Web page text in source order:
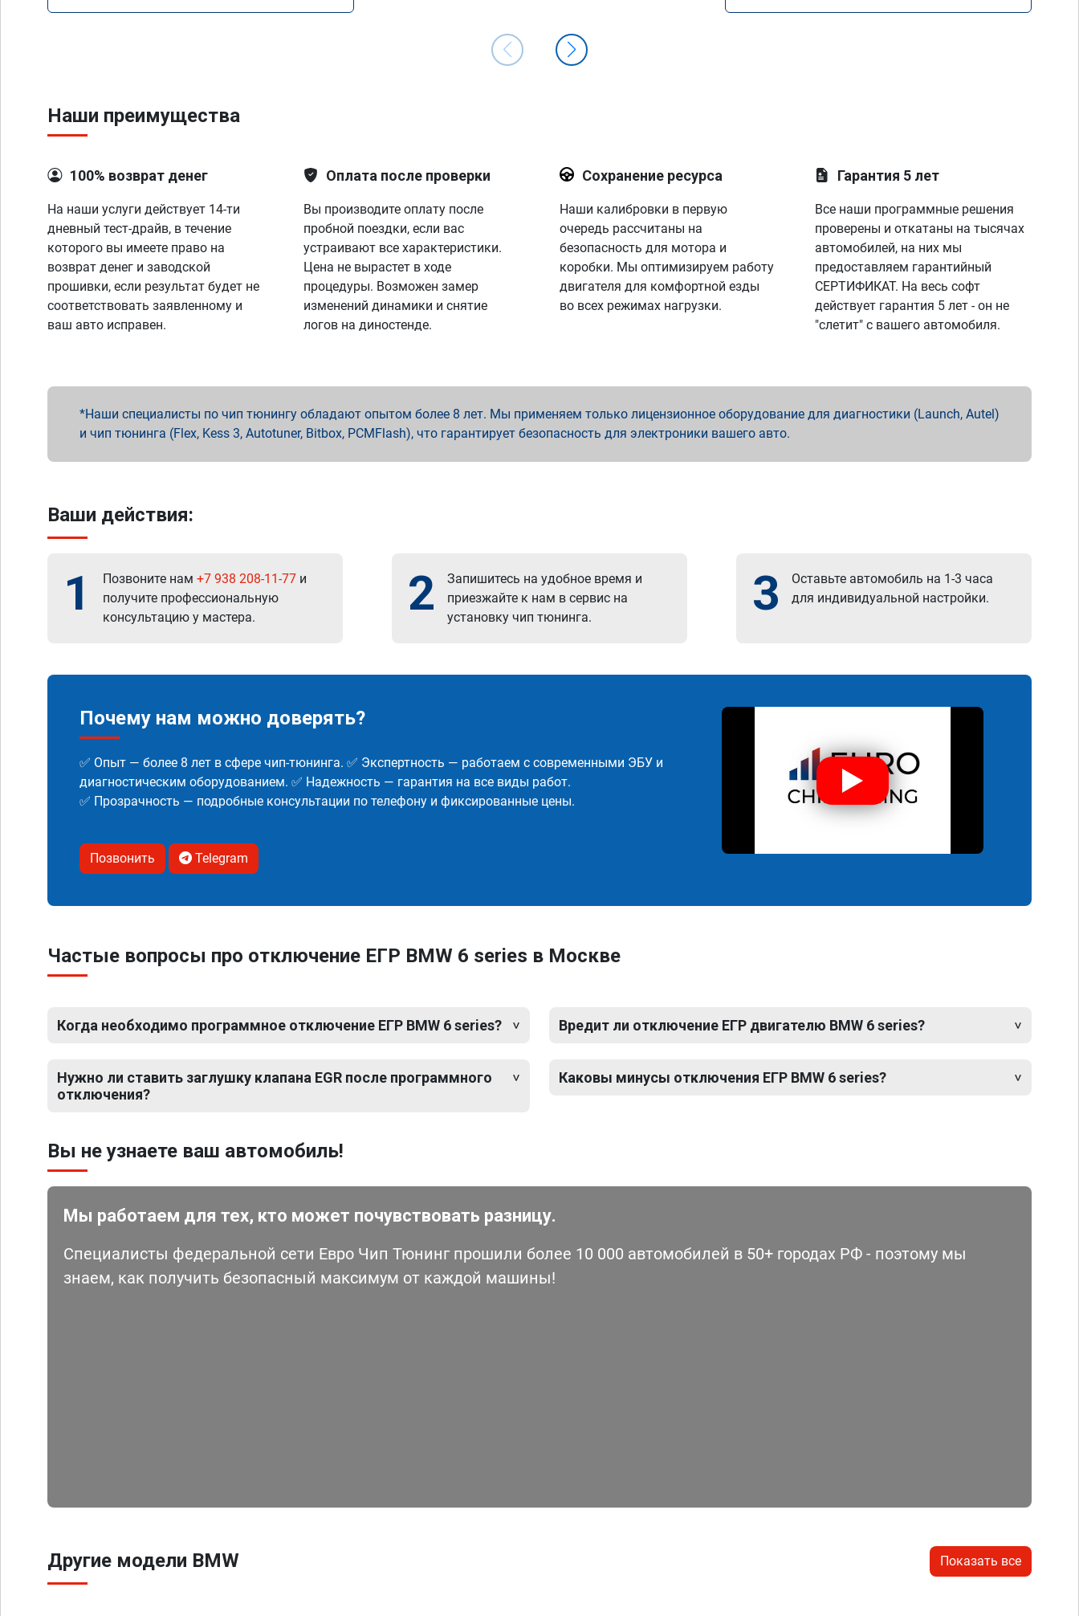
Наши преимущества
100% возврат денег
На наши услуги действует 14-ти
дневный тест-драйв, в течение
которого вы имеете право на
возврат денег и заводской
прошивки, если результат будет не
соответствовать заявленному и
ваш авто исправен.
Оплата после проверки
Вы производите оплату после
пробной поездки, если вас
устраивают все характеристики.
Цена не вырастет в ходе
процедуры. Возможен замер
изменений динамики и снятие
логов на диностенде.
Сохранение ресурса
Наши калибровки в первую
очередь рассчитаны на
безопасность для мотора и
коробки. Мы оптимизируем работу
двигателя для комфортной езды
во всех режимах нагрузки.
Гарантия 5 лет
Все наши программные решения
проверены и откатаны на тысячах
автомобилей, на них мы
предоставляем гарантийный
СЕРТИФИКАТ. На весь софт
действует гарантия 5 лет - он не
"слетит" с вашего автомобиля.
Наши специалисты по чип тюнингу обладают опытом более 8 лет. Мы применяем только лицензионное оборудование для диагностики (Launch, Autel)
и чип тюнинга (Flex, Kess 3, Autotuner, Bitbox, PCMFlash), что гарантирует безопасность для электроники вашего авто.
Ваши действия:
1 Позвоните нам +7 938 208-11-77 и
получите профессиональную
консультацию у мастера.
2
Запишитесь на удобное время и
приезжайте к нам в сервис на
установку чип тюнинга.
3
Оставьте автомобиль на 1-3 часа
для индивидуальной настройки.
Почему нам можно доверять?
✅ Опыт — более 8 лет в сфере чип-тюнинга. ✅ Экспертность — работаем с современными ЭБУ и
диагностическим оборудованием. ✅ Надежность — гарантия на все виды работ.
✅ Прозрачность — подробные консультации по телефону и фиксированные цены.
Позвонить Telegram
Частые вопросы про отключение ЕГР BMW 6 series в Москве
Когда необходимо программное отключение ЕГР BMW 6 series?
Нужно ли ставить заглушку клапана EGR после программного
отключения?
Вредит ли отключение ЕГР двигателю BMW 6 series?
Каковы минусы отключения ЕГР BMW 6 series?
Вы не узнаете ваш автомобиль!
Мы работаем для тех, кто может почувствовать разницу.
Специалисты федеральной сети Евро Чип Тюнинг прошили более 10 000 автомобилей в 50+ городах РФ - поэтому мы
знаем, как получить безопасный максимум от каждой машины!
Другие модели BMW Показать все